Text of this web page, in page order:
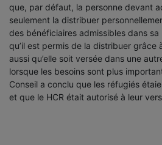
que, par défaut, la personne devant
seulement la distribuer
des bénéficiaires admissibles dans
qu’il est permis de la distribuer grâce
aussi qu’elle soit versée dans une
lorsque les besoins sont plus
Conseil a conclu que les réfugiés
et que le HCR était autorisé à leur